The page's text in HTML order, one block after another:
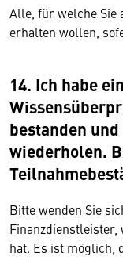
Alle, für welche Sie
erhalten wollen,
14. Ich habe
bestanden
wiederholen.
Bitte wenden Sie
hat. Es ist möglich,